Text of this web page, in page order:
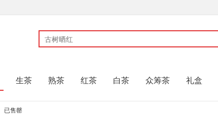
生茶 熟茶 红茶 白茶 众筹茶 礼盒
已售罄